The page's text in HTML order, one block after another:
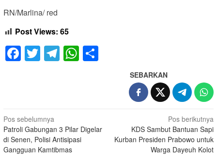
RN/Marlina/ red
Post Views: 65
Facebook
Twitter
Telegram
WhatsApp
SEBARKAN
Navigasi
pos
Pos sebelumnya
Patroli Gabungan 3 Pilar Digelar
di Senen, Polisi Antisipasi
Gangguan Kamtibmas
Pos berikutnya
KDS Sambut Bantuan Sapi
Kurban Presiden Prabowo untuk
Warga Dayeuh Kolot